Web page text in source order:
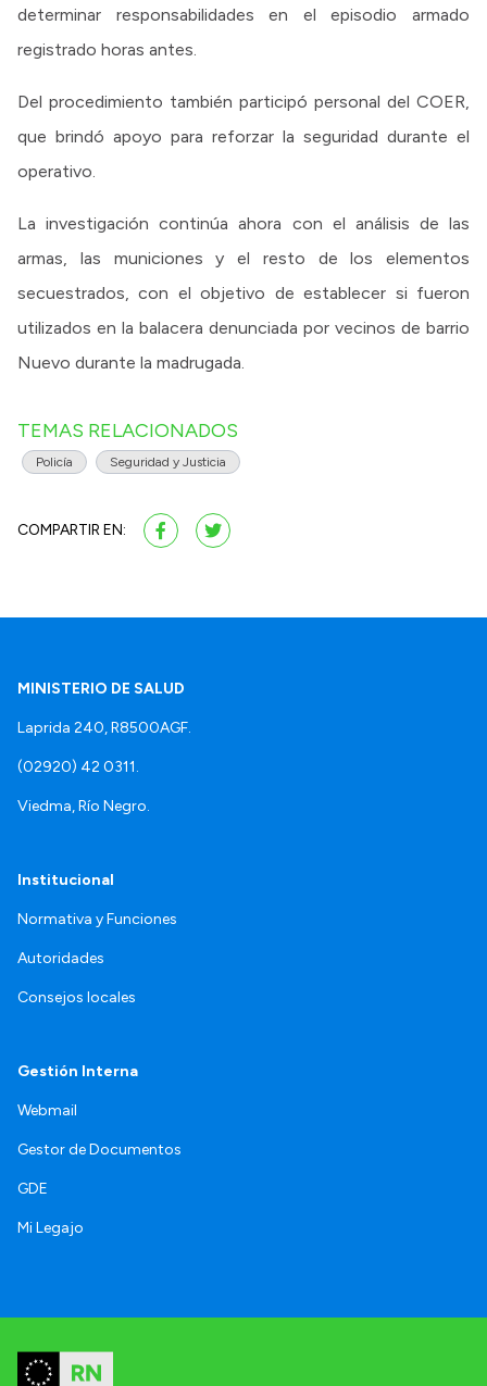
determinar responsabilidades en el episodio armado
registrado horas antes.
Del procedimiento también participó personal del COER,
que brindó apoyo para reforzar la seguridad durante el
operativo.
La investigación continúa ahora con el análisis de las
armas, las municiones y el resto de los elementos
secuestrados, con el objetivo de establecer si fueron
utilizados en la balacera denunciada por vecinos de barrio
Nuevo durante la madrugada.
TEMAS RELACIONADOS
Policía Seguridad y Justicia
COMPARTIR EN:
MINISTERIO DE SALUD
Laprida 240, R8500AGF.
(02920) 42 0311.
Viedma, Río Negro.
Institucional
Normativa y Funciones
Autoridades
Consejos locales
Gestión Interna
Webmail
Gestor de Documentos
GDE
Mi Legajo